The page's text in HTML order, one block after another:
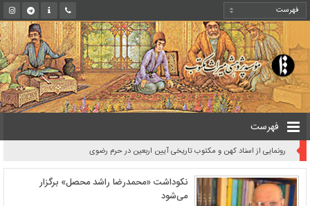
فهرست
رونمایی از اسناد کهن و مکتوب تاریخی آیین اربعین در حرم رضوی
نکوداشت «محمدرضا راشد محصل» برگزار
می‌شود